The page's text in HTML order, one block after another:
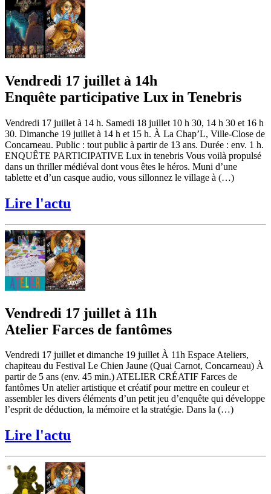
Vendredi 17 juillet à 14h
Enquête participative Lux in Tenebris
Vendredi 17 juillet à 14 h. Samedi 18 juillet 10 h 30, 14 h 30 et 16 h
30. Dimanche 19 juillet à 14 h et 15 h. À La Chap’L, Ville-Close de
Concarneau. Public : tout public à partir de 13 ans. Durée : env. 1 h.
ENQUÊTE PARTICIPATIVE Lux in tenebris Vous voilà propulsé
dans un thriller médiéval dont vous êtes le héros. Muni d’une
tablette et d’un casque audio, vous sillonnez le village à (…)
Lire l'actu
Vendredi 17 juillet à 11h
Atelier Farces de fantômes
Vendredi 17 juillet et dimanche 19 juillet À 11h Espace Ateliers,
chapiteau du Festival Le Chien Jaune (Quai Carnot, Concarneau) À
partir de 5 ans (env. 45 min.) ATELIER CRÉATIF Farces de
fantômes Un atelier artistique et créatif pour mettre en couleur et
assembler les divers éléments d’un petit jeu d’enquête qui développe
l’esprit de déduction, la mémoire et la stratégie. Dans la (…)
Lire l'actu